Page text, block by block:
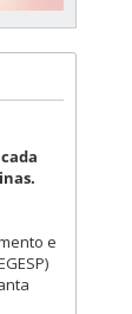
e